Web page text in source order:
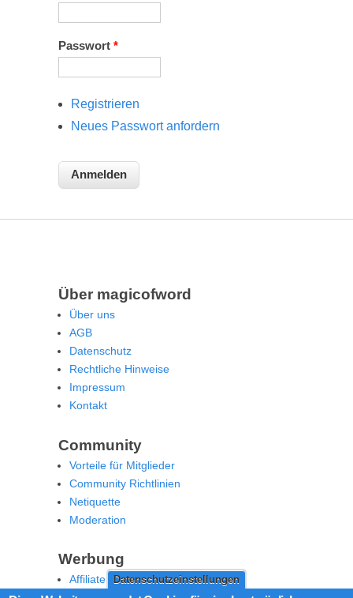
Datenschutzeinstellungen
Passwort *
Registrieren
Neues Passwort anfordern
Über magicofword
Über uns
AGB
Datenschutz
Rechtliche Hinweise
Impressum
Kontakt
Community
Vorteile für Mitglieder
Community Richtlinien
Netiquette
Moderation
Werbung
Affiliate Offenlegung